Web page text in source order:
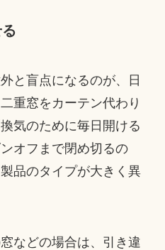
と盲点になるのが、日
重窓をカーテン代わり
気のために毎日開ける
オフまで閉め切るの
品のタイプが大きく異
などの場合は、引き違